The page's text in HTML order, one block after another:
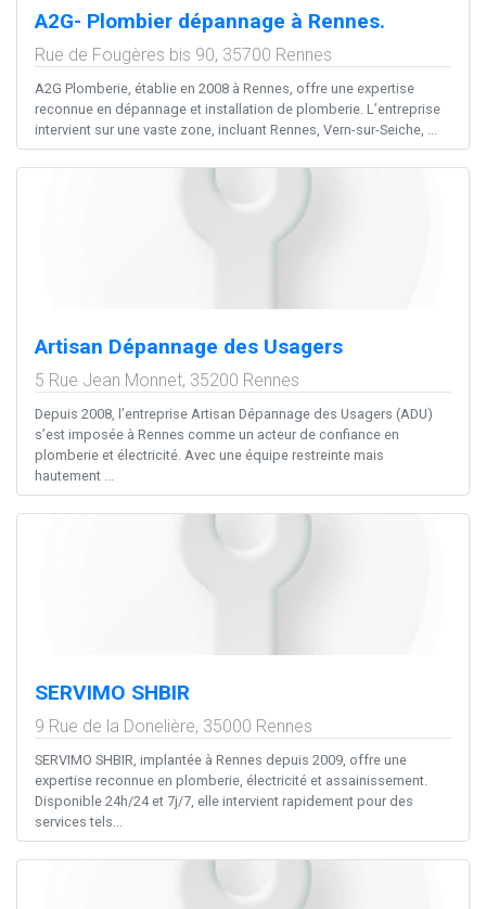
A2G- Plombier dépannage à Rennes.
Rue de Fougères bis 90, 35700 Rennes
A2G Plomberie, établie en 2008 à Rennes, offre une expertise
reconnue en dépannage et installation de plomberie. L’entreprise
intervient sur une vaste zone, incluant Rennes, Vern-sur-Seiche, ...
Artisan Dépannage des Usagers
5 Rue Jean Monnet, 35200 Rennes
Depuis 2008, l’entreprise Artisan Dépannage des Usagers (ADU)
s’est imposée à Rennes comme un acteur de confiance en
plomberie et électricité. Avec une équipe restreinte mais
hautement ...
SERVIMO SHBIR
9 Rue de la Donelière, 35000 Rennes
SERVIMO SHBIR, implantée à Rennes depuis 2009, offre une
expertise reconnue en plomberie, électricité et assainissement.
Disponible 24h/24 et 7j/7, elle intervient rapidement pour des
services tels...